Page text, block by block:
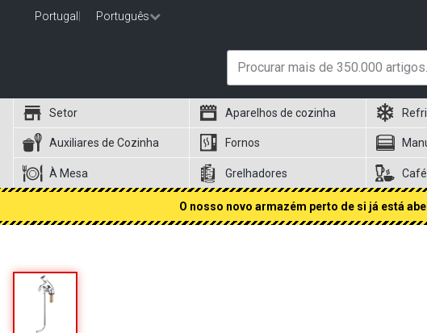
Portugal Português
Setor Aparelhos de cozinha
Auxiliares de Cozinha Fornos
À Mesa Grelhadores
O nosso novo armazém perto de si já está